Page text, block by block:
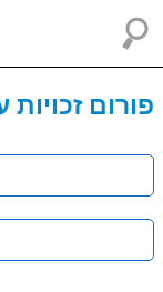
פורום זכויות